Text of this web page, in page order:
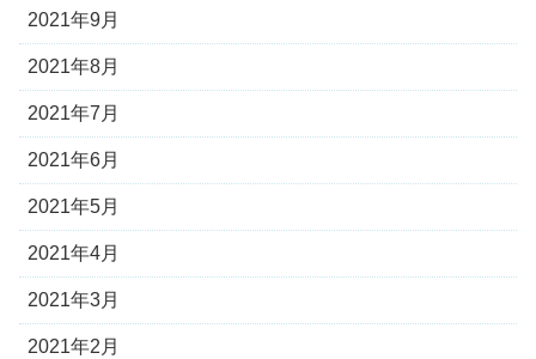
2021年9月
2021年8月
2021年7月
2021年6月
2021年5月
2021年4月
2021年3月
2021年2月